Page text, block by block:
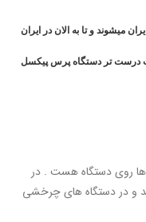
میشوند و تا به الان در ایران
درست تر دستگاه پرس پیکسل
روی دستگاه هست . در
و در دستگاه های چرخشی